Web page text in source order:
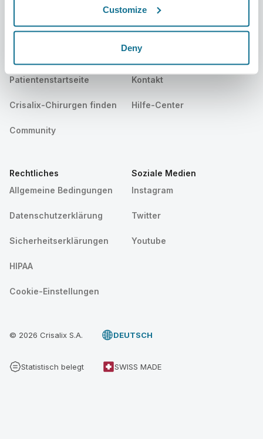
Customize
Deny
Patienten
Patientenstartseite
Crisalix-Chirurgen finden
Community
Beratung
Kontakt
Hilfe-Center
Rechtliches
Allgemeine Bedingungen
Datenschutzerklärung
Sicherheitserklärungen
HIPAA
Cookie-Einstellungen
Soziale Medien
Instagram
Twitter
Youtube
© 2026 Crisalix S.A. DEUTSCH
Statistisch belegt SWISS MADE